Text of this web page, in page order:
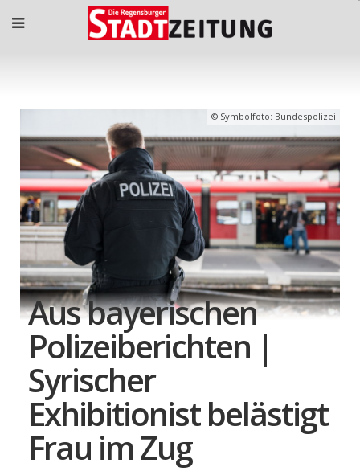
Symbolfoto: Bundespolizei
Aus bayerischen
Polizeiberichten |
Syrischer
Exhibitionist belästigt
Frau im Zug